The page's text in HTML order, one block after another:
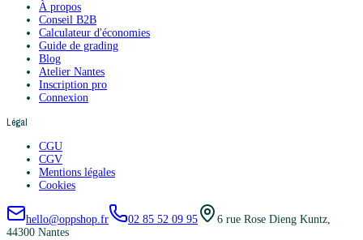
À propos
Conseil B2B
Calculateur d'économies
Guide de grading
Blog
Atelier Nantes
Inscription pro
Connexion
Légal
CGU
CGV
Mentions légales
Cookies
hello@oppshop.fr 02 85 52 09 95
6 rue Rose Dieng Kuntz,
44300 Nantes